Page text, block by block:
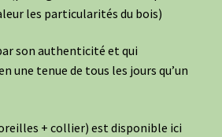
les particularités du bois)
son authenticité et qui
une tenue de tous les jours qu’un
+ collier) est disponible ici